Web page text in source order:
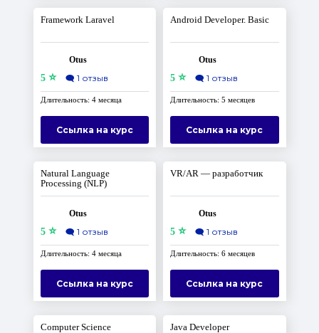
Framework Laravel
Otus
5⭐ 🗨️ 1 отзыв
Длительность: 4 месяца
Ссылка на курс
Android Developer. Basic
Otus
5 ⭐ 🗨️ 1 отзыв
Длительность: 5 месяцев
Ссылка на курс
Natural Language
Processing (NLP)
Otus
5⭐ 🗨️ 1 отзыв
Длительность: 4 месяца
Ссылка на курс
VR/AR — разработчик
Otus
5 ⭐ 🗨️ 1 отзыв
Длительность: 6 месяцев
Ссылка на курс
Computer Science Java Developer